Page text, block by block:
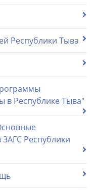
Республики Тыва
в Республике Тыва"
Республики